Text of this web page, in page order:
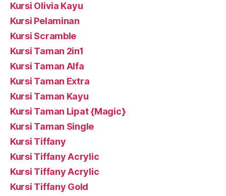
Kursi Olivia Kayu
Kursi Pelaminan
Kursi Scramble
Kursi Taman 2in1
Kursi Taman Alfa
Kursi Taman Extra
Kursi Taman Kayu
Kursi Taman Lipat {Magic}
Kursi Taman Single
Kursi Tiffany
Kursi Tiffany Acrylic
Kursi Tiffany Acrylic
Kursi Tiffany Gold